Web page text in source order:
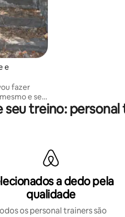
e
fazer
e se
seu treino: personal
a dedo pela
qualidade
os personal trainers são